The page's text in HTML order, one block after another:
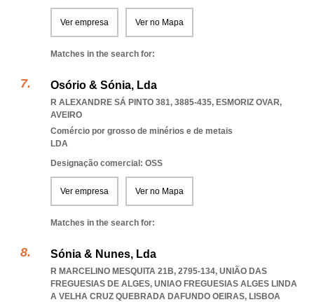
Ver empresa Ver no Mapa
Matches in the search for:
Osório & Sónia, Lda
R ALEXANDRE SÁ PINTO 381, 3885-435, ESMORIZ OVAR,
AVEIRO
Comércio por grosso de minérios e de metais
LDA
Designação comercial: OSS
Ver empresa Ver no Mapa
Matches in the search for:
Sónia & Nunes, Lda
R MARCELINO MESQUITA 21B, 2795-134, UNIÃO DAS
FREGUESIAS DE ALGES, UNIAO FREGUESIAS ALGES LINDA
A VELHA CRUZ QUEBRADA DAFUNDO OEIRAS, LISBOA